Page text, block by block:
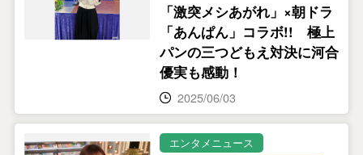
「激突メシあがれ」×朝ドラ
「あんぱん」コラボ!! 極上
パンの三つどもえ対決に河合
優実も感動！
2025/06/03
エンタメニュース